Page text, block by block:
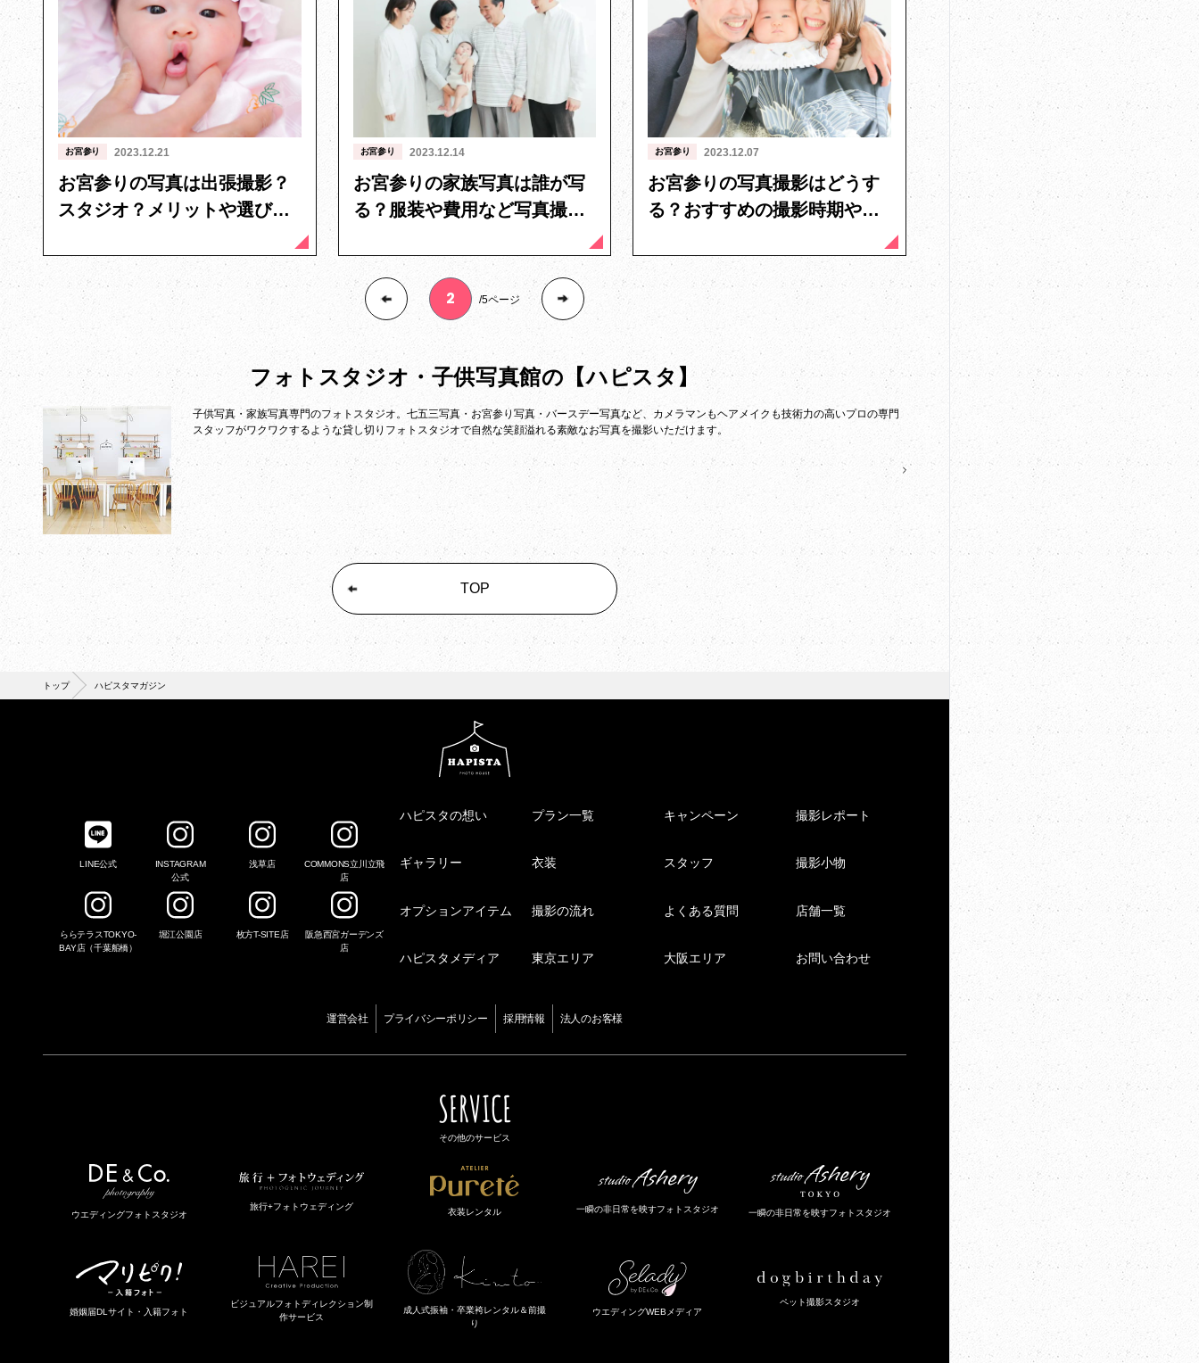
お宮参り 2023.12.21
お宮参りの写真は出張撮影？
スタジオ？メリットや選び方
お宮参り 2023.12.14
お宮参りの家族写真は誰が写
る？服装や費用など写真撮影
お宮参り 2023.12.07
お宮参りの写真撮影はどうす
る？おすすめの撮影時期や料
5ページ
フォトスタジオ・子供写真館の 【ハピスタ】
子供写真・家族写真専門のフォトスタジオ。七五三写真・お宮参り写真・バースデー写真など、カメラマンもヘアメイクも技術力の高いプロの専門
スタッフがワクワクするような貸し切りフォトスタジオで自然な笑顔溢れる素敵なお写真を撮影いただけます。
TOP
トップ ハピスタマガジン
ハピスタの想い プラン一覧 キャンペーン 撮影レポート
ギャラリー 衣装 スタッフ 撮影小物
オプションアイテム 撮影の流れ よくある質問 店舗一覧
ハピスタメディア 東京エリア 大阪エリア お問い合わせ
LINE公式
INSTAGRAM
公式
浅草店
COMMONS立川立飛
店
ららテラスTOKYO-
BAY店（千葉船橋）
堀江公園店 枚方T-SITE店
阪急西宮ガーデンズ
店
運営会社 プライバシーポリシー 採用情報 法人のお客様
SERVICE
その他のサービス
ウエディングフォトスタジオ
旅行+フォトウェディング
衣装レンタル 一瞬の非日常を映すフォトスタジオ 一瞬の非日常を映すフォトスタジオ
婚姻届DLサイト・入籍フォト
ビジュアルフォトディレクション制
作サービス
成人式振袖・卒業袴レンタル＆前撮
り
ウエディングWEBメディア
ペット撮影スタジオ